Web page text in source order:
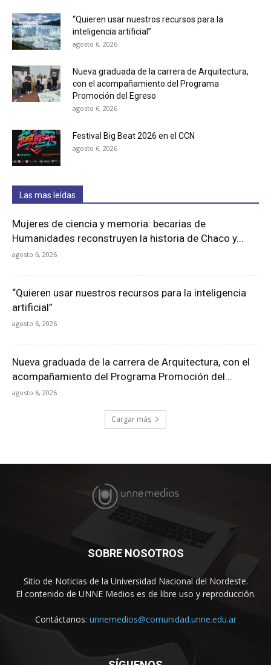
“Quieren usar nuestros recursos para la
inteligencia artificial”
agosto 6, 2026
Nueva graduada de la carrera de Arquitectura,
con el acompañamiento del Programa
Promoción del Egreso
agosto 6, 2026
Festival Big Beat 2026 en el CCN
agosto 6, 2026
Las mas leídas
Mujeres de ciencia y memoria: becarias de
Humanidades reconstruyen la historia de Chaco y...
agosto 6, 2026
“Quieren usar nuestros recursos para la inteligencia
artificial”
agosto 6, 2026
Nueva graduada de la carrera de Arquitectura, con el
acompañamiento del Programa Promoción del...
agosto 6, 2026
Cargar más
SOBRE NOSOTROS
Sitio de Noticias de la Universidad Nacional del Nordeste.
El contenido de UNNE Medios es de libre uso y reproducción.
Contáctanos: unnemedios@comunidad.unne.edu.ar